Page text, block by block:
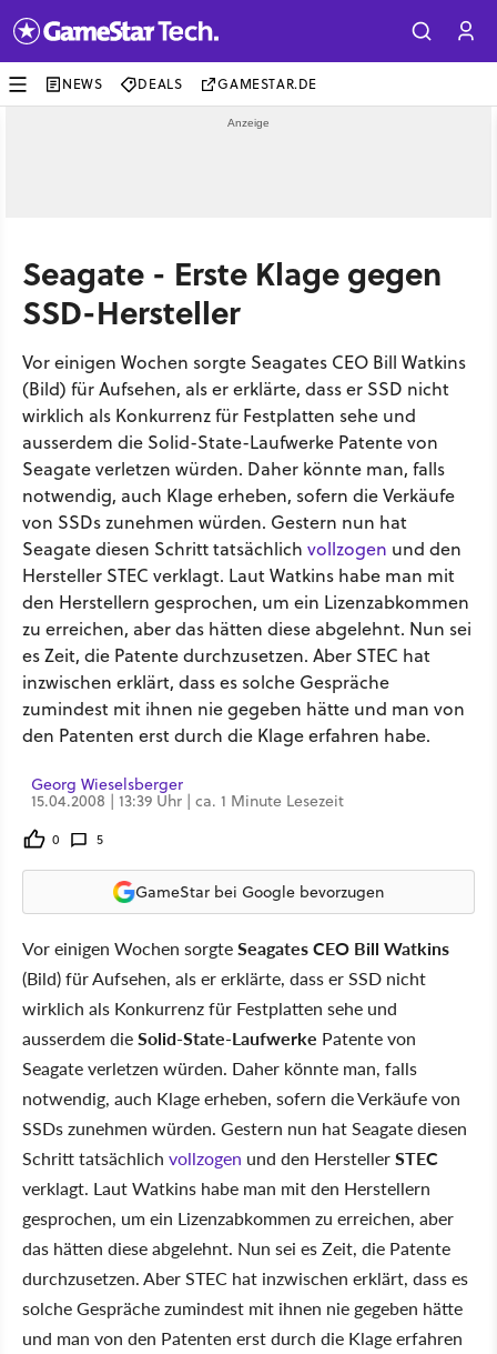
NEWS DEALS GAMESTAR.DE
Seagate - Erste Klage gegen
SSD-Hersteller
Vor einigen Wochen sorgte Seagates CEO Bill Watkins
(Bild) für Aufsehen, als er erklärte, dass er SSD nicht
wirklich als Konkurrenz für Festplatten sehe und
ausserdem die Solid-State-Laufwerke Patente von
Seagate verletzen würden. Daher könnte man, falls
notwendig, auch Klage erheben, sofern die Verkäufe
von SSDs zunehmen würden. Gestern nun hat
Seagate diesen Schritt tatsächlich vollzogen und den
Hersteller STEC verklagt. Laut Watkins habe man mit
den Herstellern gesprochen, um ein Lizenzabkommen
zu erreichen, aber das hätten diese abgelehnt. Nun sei
es Zeit, die Patente durchzusetzen. Aber STEC hat
inzwischen erklärt, dass es solche Gespräche
zumindest mit ihnen nie gegeben hätte und man von
den Patenten erst durch die Klage erfahren habe.
Georg Wieselsberger
15.04.2008 | 13:39 Uhr | ca. 1 Minute Lesezeit
0 5
GameStar bei Google bevorzugen
Vor einigen Wochen sorgteSeagates CEO Bill Watkins
(Bild) für Aufsehen, als er erklärte, dass er SSD nicht
wirklich als Konkurrenz für Festplatten sehe und
ausserdem dieSolid-State-Laufwerke Patente von
Seagate verletzen würden. Daher könnte man, falls
notwendig, auch Klage erheben, sofern die Verkäufe von
SSDs zunehmen würden. Gestern nun hat Seagate diesen
Schritt tatsächlich vollzogen und den HerstellerSTEC
verklagt. Laut Watkins habe man mit den Herstellern
gesprochen, um ein Lizenzabkommen zu erreichen, aber
das hätten diese abgelehnt. Nun sei es Zeit, die Patente
durchzusetzen. Aber STEC hat inzwischen erklärt, dass es
solche Gespräche zumindest mit ihnen nie gegeben hätte
und man von den Patenten erst durch die Klage erfahren